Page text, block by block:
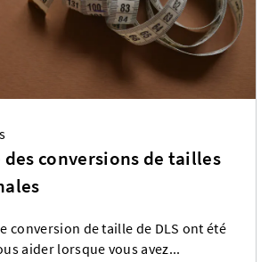
conversions de tailles
conversion de taille de DLS ont été
aider lorsque vous avez...